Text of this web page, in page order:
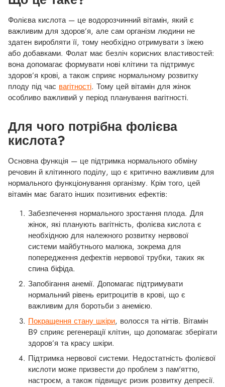
Фолієва кислота — це водорозчинний вітамін, який є
важливим для здоров’я, але сам організм людини не
здатен виробляти її, тому необхідно отримувати з їжею
або добавками. Фолат має безліч корисних властивостей:
вона допомагає формувати нові клітини та підтримує
здоров’я крові, а також сприяє нормальному розвитку
плоду під час вагітності. Тому цей вітамін для жінок
особливо важливий у період планування вагітності.
Для чого потрібна фолієва
кислота?
Основна функція — це підтримка нормального обміну
речовин й клітинного поділу, що є критично важливим для
нормального функціонування організму. Крім того, цей
вітамін має багато інших позитивних ефектів:
Забезпечення нормального зростання плода. Для
жінок, які планують вагітність, фолієва кислота є
необхідною для належного розвитку нервової
системи майбутнього малюка, зокрема для
попередження дефектів нервової трубки, таких як
спина біфіда.
Запобігання анемії. Допомагає підтримувати
нормальний рівень еритроцитів в крові, що є
важливим для боротьби з анемією.
Покращення стану шкіри, волосся та нігтів. Вітамін
В9 сприяє регенерації клітин, що допомагає зберігати
здоров’я та красу шкіри.
Підтримка нервової системи. Недостатність фолієвої
кислоти може призвести до проблем з пам'яттю,
настроєм, а також підвищує ризик розвитку депресії.